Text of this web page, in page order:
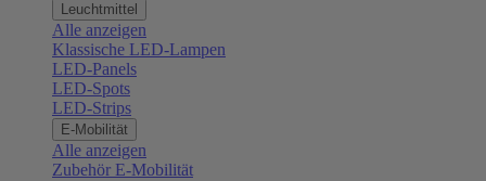
Leuchtmittel
Alle anzeigen
Klassische LED-Lampen
LED-Panels
LED-Spots
LED-Strips
E-Mobilität
Alle anzeigen
Zubehör E-Mobilität